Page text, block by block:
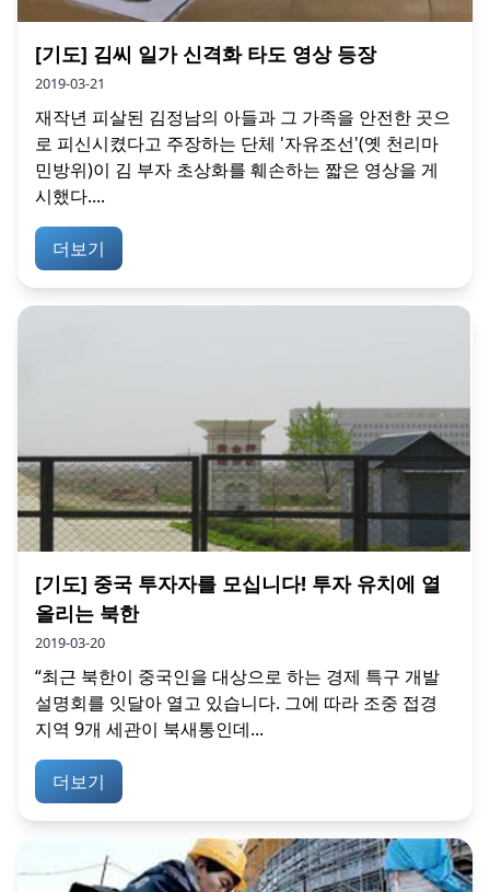
[기도] 김씨 일가 신격화 타도 영상 등장
2019-03-21
재작년 피살된 김정남의 아들과 그 가족을 안전한 곳으
로 피신시켰다고 주장하는 단체 '자유조선'(옛 천리마
민방위)이 김 부자 초상화를 훼손하는 짧은 영상을 게
시했다....
더보기
[기도] 중국 투자자를 모십니다! 투자 유치에 열
올리는 북한
2019-03-20
“최근 북한이 중국인을 대상으로 하는 경제 특구 개발
설명회를 잇달아 열고 있습니다. 그에 따라 조중 접경
지역 9개 세관이 북새통인데...
더보기